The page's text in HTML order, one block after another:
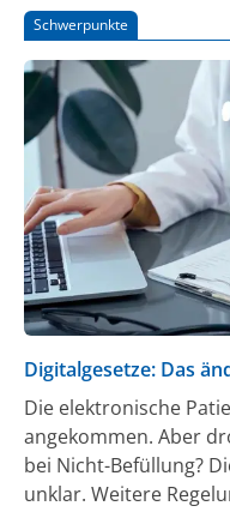
die Entzündungen,
Funktionen steuern.
unterstreichen seine
Gesundheit und
Molekül, das
lokal wirksamen
verbindet.
Schwerpunkte
Digitalgesetze: Das
Die elektronische
angekommen. Aber
bei Nicht-Befüllung?
unklar. Weitere